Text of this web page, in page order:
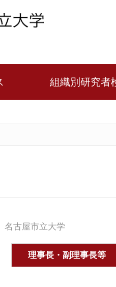
組織別研究者
名古屋市立大学
理事長・副理事長等